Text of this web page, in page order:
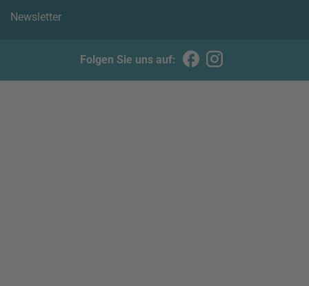
Newsletter
Folgen Sie uns auf: